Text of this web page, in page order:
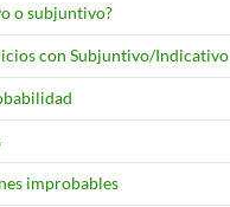
o subjuntivo?
con Subjuntivo/Indicativo
improbables